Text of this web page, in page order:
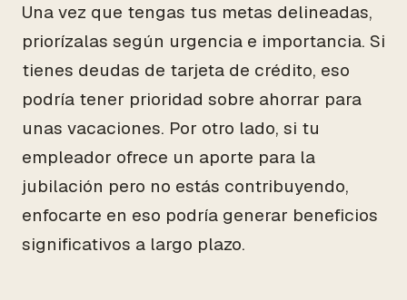
Una vez que tengas tus metas delineadas,
priorízalas según urgencia e importancia. Si
tienes deudas de tarjeta de crédito, eso
podría tener prioridad sobre ahorrar para
unas vacaciones. Por otro lado, si tu
empleador ofrece un aporte para la
jubilación pero no estás contribuyendo,
enfocarte en eso podría generar beneficios
significativos a largo plazo.